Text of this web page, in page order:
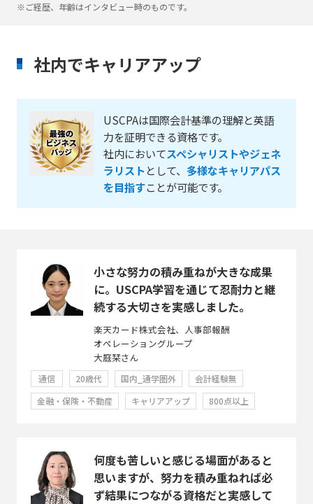
※ご経歴、年齢はインタビュー時のものです。
社内でキャリアアップ
USCPAは国際会計基準の理解と英語
力を証明できる資格です。
社内においてスペシャリストやジェネ
ラリストとして、 多様なキャリアパス
を目指すことが可能です。
小さな努力の積み重ねが大きな成果
に。USCPA学習を通じて忍耐力と継
続する大切さを実感しました。
楽天カード株式会社、人事部報酬
オペレーショングループ
大庭栞さん
通信 20歳代 国内_通学圏外
会計経験無
金融・保険・不動産
キャリアアップ 800点以上
何度も苦しいと感じる場面があると
思いますが、努力を積み重ねれば必
ず結果につながる資格だと実感して